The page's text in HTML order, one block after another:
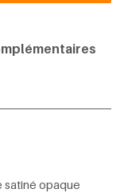
satiné opaque